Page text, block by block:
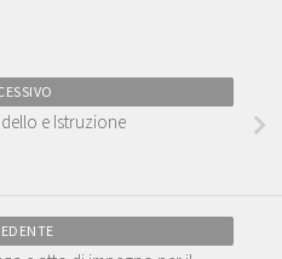
e Istruzione